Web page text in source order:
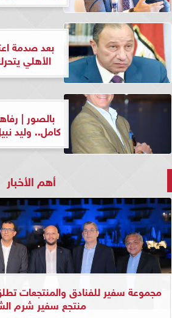
بعد صدمة
الأهلي
بالصور |
كامل.. وليد
أهم الأخبار
مجموعة سفير للفنادق والمنتجعات
منتجع سفير شرم